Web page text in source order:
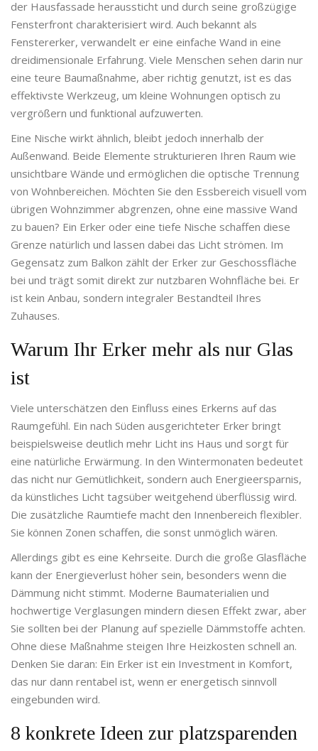
der Hausfassade heraussticht und durch seine großzügige
Fensterfront charakterisiert wird. Auch bekannt als
Fenstererker, verwandelt er eine einfache Wand in eine
dreidimensionale Erfahrung. Viele Menschen sehen darin nur
eine teure Baumaßnahme, aber richtig genutzt, ist es das
effektivste Werkzeug, um kleine Wohnungen optisch zu
vergrößern und funktional aufzuwerten.
Eine Nische wirkt ähnlich, bleibt jedoch innerhalb der
Außenwand. Beide Elemente strukturieren Ihren Raum wie
unsichtbare Wände und ermöglichen die optische Trennung
von Wohnbereichen. Möchten Sie den Essbereich visuell vom
übrigen Wohnzimmer abgrenzen, ohne eine massive Wand
zu bauen? Ein Erker oder eine tiefe Nische schaffen diese
Grenze natürlich und lassen dabei das Licht strömen. Im
Gegensatz zum Balkon zählt der Erker zur Geschossfläche
bei und trägt somit direkt zur nutzbaren Wohnfläche bei. Er
ist kein Anbau, sondern integraler Bestandteil Ihres
Zuhauses.
Warum Ihr Erker mehr als nur Glas
ist
Viele unterschätzen den Einfluss eines Erkerns auf das
Raumgefühl. Ein nach Süden ausgerichteter Erker bringt
beispielsweise deutlich mehr Licht ins Haus und sorgt für
eine natürliche Erwärmung. In den Wintermonaten bedeutet
das nicht nur Gemütlichkeit, sondern auch Energieersparnis,
da künstliches Licht tagsüber weitgehend überflüssig wird.
Die zusätzliche Raumtiefe macht den Innenbereich flexibler.
Sie können Zonen schaffen, die sonst unmöglich wären.
Allerdings gibt es eine Kehrseite. Durch die große Glasfläche
kann der Energieverlust höher sein, besonders wenn die
Dämmung nicht stimmt. Moderne Baumaterialien und
hochwertige Verglasungen mindern diesen Effekt zwar, aber
Sie sollten bei der Planung auf spezielle Dämmstoffe achten.
Ohne diese Maßnahme steigen Ihre Heizkosten schnell an.
Denken Sie daran: Ein Erker ist ein Investment in Komfort,
das nur dann rentabel ist, wenn er energetisch sinnvoll
eingebunden wird.
8 konkrete Ideen zur platzsparenden